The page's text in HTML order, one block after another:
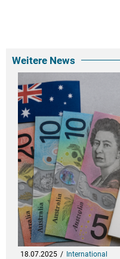
Weitere News
18.07.2025 International